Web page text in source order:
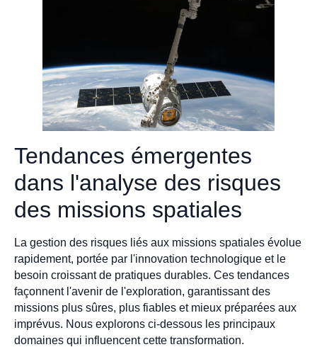
Tendances émergentes
dans l'analyse des risques
des missions spatiales
La gestion des risques liés aux missions spatiales évolue
rapidement, portée par l'innovation technologique et le
besoin croissant de pratiques durables. Ces tendances
façonnent l'avenir de l'exploration, garantissant des
missions plus sûres, plus fiables et mieux préparées aux
imprévus. Nous explorons ci-dessous les principaux
domaines qui influencent cette transformation.